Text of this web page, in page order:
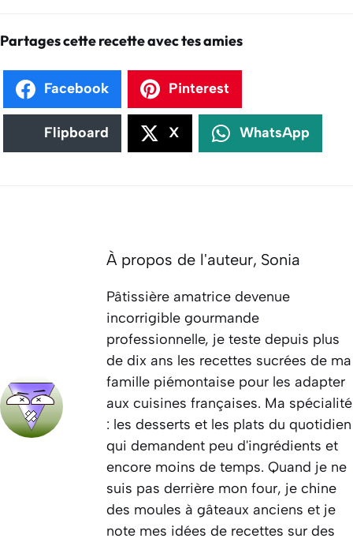
Partages cette recette avec tes amies
Facebook Pinterest
Flipboard X WhatsApp
À propos de l'auteur, Sonia
Pâtissière amatrice devenue
incorrigible gourmande
professionnelle, je teste depuis plus
de dix ans les recettes sucrées de ma
famille piémontaise pour les adapter
aux cuisines françaises. Ma spécialité
: les desserts et les plats du quotidien
qui demandent peu d'ingrédients et
encore moins de temps. Quand je ne
suis pas derrière mon four, je chine
des moules à gâteaux anciens et je
note mes idées de recettes sur des